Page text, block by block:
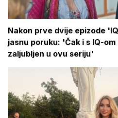
Nakon prve dvije epizode
jasnu poruku: 'Čak i s IQ-
zaljubljen u ovu seriju'